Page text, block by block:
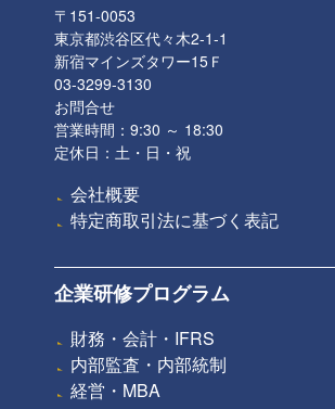
〒151-0053
東京都渋谷区代々木2-1-1
新宿マインズタワー15Ｆ
03-3299-3130
お問合せ
営業時間：9:30 ～ 18:30
定休日：土・日・祝
会社概要
特定商取引法に基づく表記
企業研修プログラム
財務・会計・IFRS
内部監査・内部統制
経営・MBA